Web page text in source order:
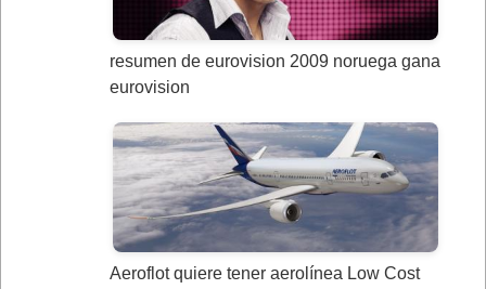
resumen de eurovision 2009 noruega gana
eurovision
Aeroflot quiere tener aerolínea Low Cost